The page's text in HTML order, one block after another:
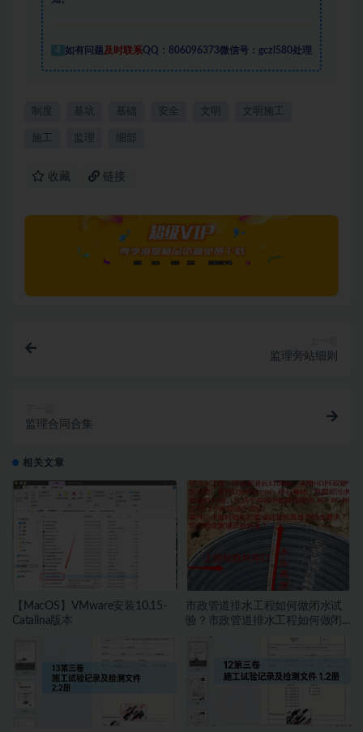
4 如有问题及时联系QQ：806096373微信号：gczl580处理
制度 基坑 基础 安全 文明 文明施工
施工 监理 细部
收藏 链接
监理旁站细则
监理合同合集
相关文章
【MacOS】VMware安装10.15-
Catalina版本
市政管道排水工程如何做闭水试
验？市政管道排水工程如何做闭